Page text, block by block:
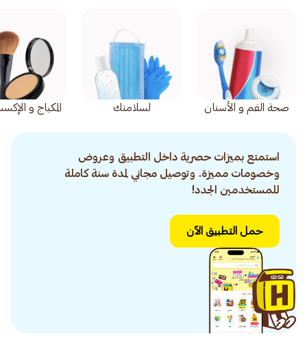
صحة الفم و الأسنان لسلامتك المكياج و
استمتع بميزات حصرية داخل التطبيق وعروض
وخصومات مميزة. وتوصيل مجاني لمدة سنة كاملة
للمستخدمين الجدد!
حمل التطبيق الآن